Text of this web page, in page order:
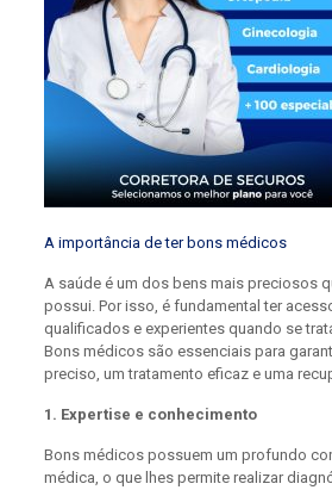
A importância de ter bons médicos
A saúde é um dos bens mais preciosos
possui. Por isso, é fundamental ter
qualificados e experientes quando se
Bons médicos são essenciais para
preciso, um tratamento eficaz e uma
1. Expertise e conhecimento
Bons médicos possuem um profundo
médica, o que lhes permite realizar